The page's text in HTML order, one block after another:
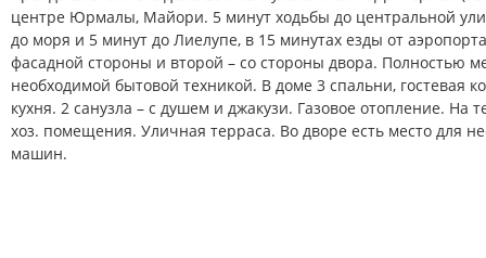
центре Юрмалы, Майори. 5 минут ходьбы до центральной
до моря и 5 минут до Лиелупе, в 15 минутах езды от
фасадной стороны и второй – со стороны двора. Полностью
необходимой бытовой техникой. В доме 3 спальни, гостевая
кухня. 2 санузла – с душем и джакузи. Газовое отопление. На
хоз. помещения. Уличная терраса. Во дворе есть место для
машин.